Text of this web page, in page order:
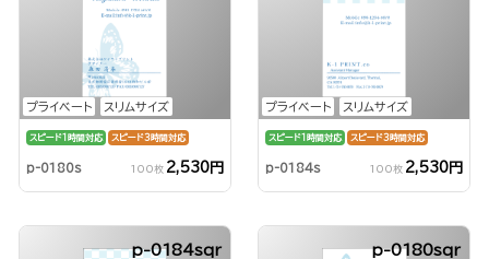
プライベート スリムサイズ
スピード1時間対応 スピード3時間対応
p-0180s 100枚 2,530円
プライベート スリムサイズ
スピード1時間対応 スピード3時間対応
p-0184s 100枚 2,530円
p-0184sqr p-0180sqr